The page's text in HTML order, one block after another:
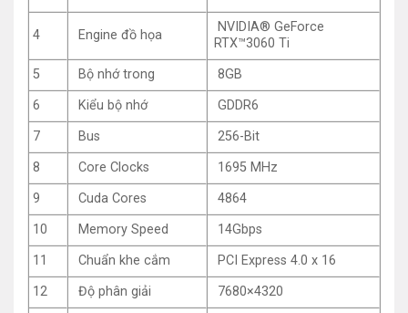
4 Engine đồ họa
NVIDIA® GeForce
RTX™3060 Ti
5
Bộ nhớ trong
8GB
6
Kiểu bộ nhớ
GDDR6
7
Bus
256-Bit
8
Core Clocks
1695 MHz
9
Cuda Cores
4864
10
Memory Speed
14Gbps
11
Chuẩn khe cắm
PCI Express 4.0 x 16
12
Độ phân giải 7680×4320